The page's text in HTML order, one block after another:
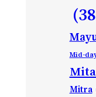
Mid-
Mitra